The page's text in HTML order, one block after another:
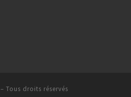
– Tous droits réservés